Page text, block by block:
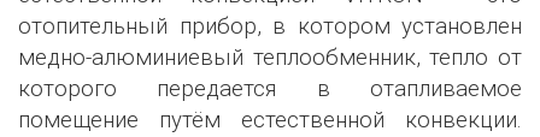
отопительный прибор, в котором установлен
медно-алюминиевый теплообменник, тепло от
которого передается в отапливаемое
помещение путём естественной конвекции.